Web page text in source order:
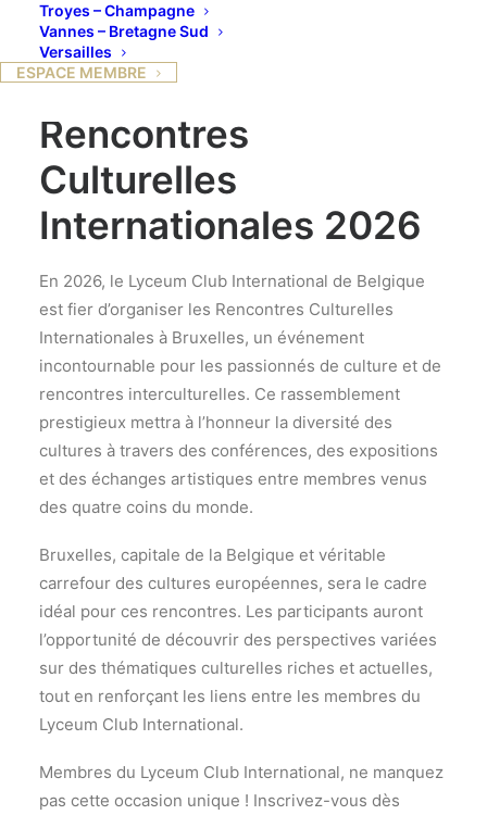
Troyes – Champagne
Vannes – Bretagne Sud
Versailles
ESPACE MEMBRE
Rencontres
Culturelles
Internationales 2026
En 2026, le Lyceum Club International de Belgique
est fier d’organiser les Rencontres Culturelles
Internationales à Bruxelles, un événement
incontournable pour les passionnés de culture et de
rencontres interculturelles. Ce rassemblement
prestigieux mettra à l’honneur la diversité des
cultures à travers des conférences, des expositions
et des échanges artistiques entre membres venus
des quatre coins du monde.
Bruxelles, capitale de la Belgique et véritable
carrefour des cultures européennes, sera le cadre
idéal pour ces rencontres. Les participants auront
l’opportunité de découvrir des perspectives variées
sur des thématiques culturelles riches et actuelles,
tout en renforçant les liens entre les membres du
Lyceum Club International.
Membres du Lyceum Club International, ne manquez
pas cette occasion unique ! Inscrivez-vous dès